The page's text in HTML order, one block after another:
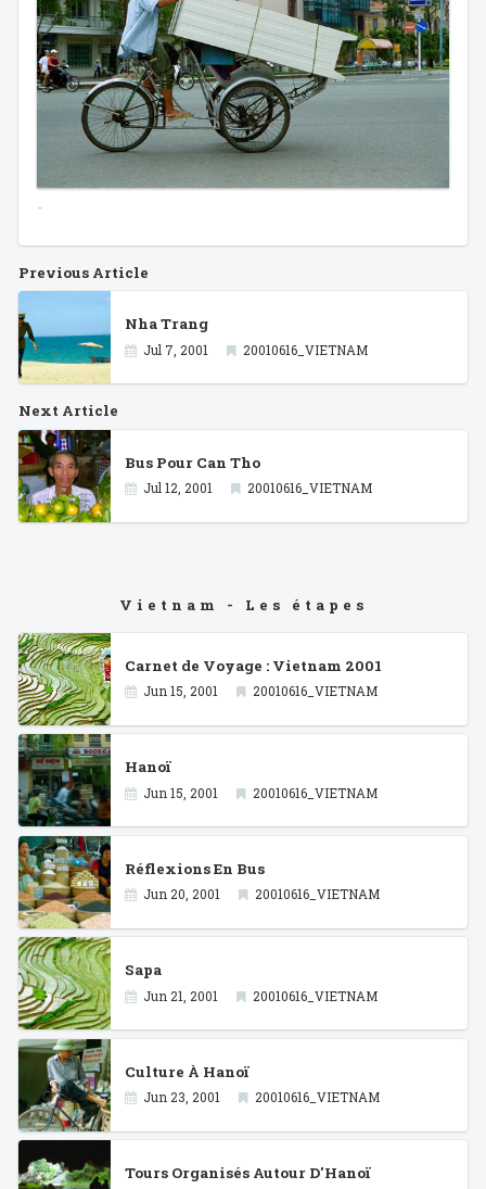
-
Previous Article
Nha Trang
Jul 7, 2001 20010616_VIETNAM
Next Article
Bus Pour Can Tho
Jul 12, 2001 20010616_VIETNAM
Vietnam - Les étapes
Carnet de Voyage : Vietnam 2001
Jun 15, 2001 20010616_VIETNAM
Hanoï
Jun 15, 2001 20010616_VIETNAM
Réflexions En Bus
Jun 20, 2001 20010616_VIETNAM
Sapa
Jun 21, 2001 20010616_VIETNAM
Culture À Hanoï
Jun 23, 2001 20010616_VIETNAM
Tours Organisés Autour D'Hanoï